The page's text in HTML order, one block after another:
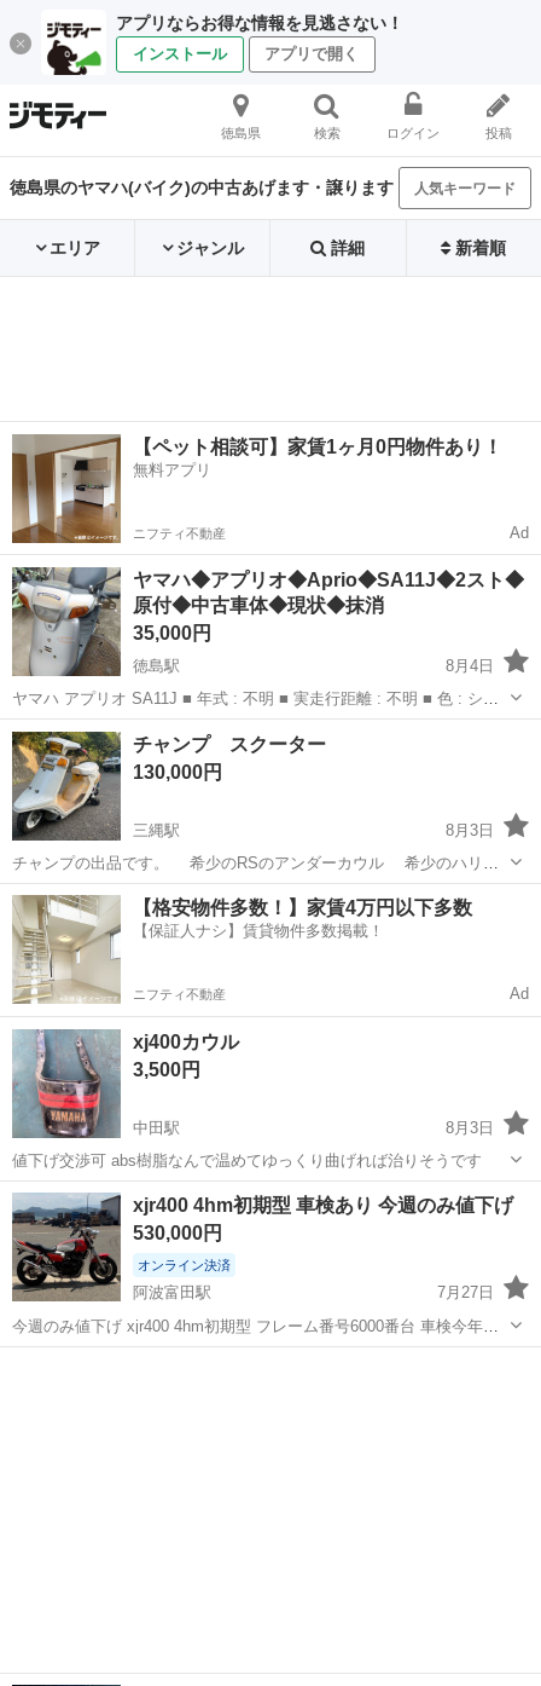
アプリならお得な情報を見逃さない！
インストール アプリで開く
徳島県 検索 ログイン 投稿
徳島県のヤマハ(バイク)の中古あげます・譲ります 人気キーワード
エリア ジャンル 詳細 新着順
【ペット相談可】家賃1ヶ月0円物件あり！
無料アプリ
ニフティ不動産 Ad
ヤマハ◆アプリオ◆Aprio◆SA11J◆2スト◆
原付◆中古車体◆現状◆抹消
35,000円
徳島駅
8月4日
ヤマハ アプリオ SA11J ■ 年式 : 不明 ■ 実走行距離 : 不明 ■ 色 : シル
バー ■ 実動車ですが、セルで始動する際にコツがいります（オイルラ
ンプを点灯させたまましばらく待って、燃料メ...
徳島 徳島市 徳島駅 ヤマハ
チャンプ スクーター
130,000円
三縄駅
8月3日
チャンプの出品です。 希少のRSのアンダーカウル 希少のハリケ
ーンチャンバー(刻印あり) ハンドルも絞って悪そうな仕様になってま
す。 エンジンも掛かります。 限界までシャコタン チャンプも少
なくなってます。 短...
徳島 三好市 三縄駅 ヤマハ スクーター
【格安物件多数！】家賃4万円以下多数
【保証人ナシ】賃貸物件多数掲載！
ニフティ不動産 Ad
xj400カウル
3,500円
中田駅
8月3日
値下げ交渉可 abs樹脂なんで温めてゆっくり曲げれば治りそうです
徳島 小松島市 ヤマハ
xjr400 4hm初期型 車検あり 今週のみ値下げ
530,000円
オンライン決済
阿波富田駅
7月27日
今週のみ値下げ xjr400 4hm初期型 フレーム番号6000番台 車検今年の
12月まであります。 去年の7月にキャブオーバーホールしてます 3000